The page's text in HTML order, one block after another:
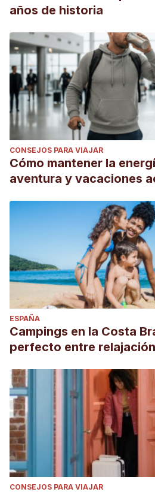
años de historia
CONSEJOS PARA VIAJAR
Cómo mantener la
aventura y vacaciones
ESPAÑA
Campings en la Costa
perfecto entre
CONSEJOS PARA VIAJAR